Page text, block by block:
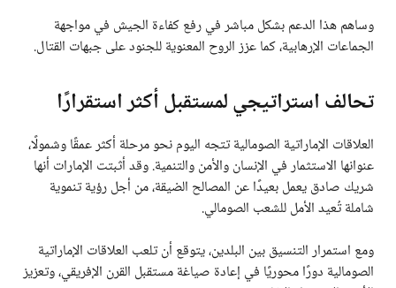
وساهم هذا الدعم بشكل مباشر في رفع كفاءة الجيش في مواجهة
الجماعات الإرهابية، كما عزز الروح المعنوية للجنود على جبهات القتال.
تحالف استراتيجي لمستقبل أكثر استقرارًا
العلاقات الإماراتية الصومالية تتجه اليوم نحو مرحلة أكثر عمقًا وشمولًا،
عنوانها الاستثمار في الإنسان والأمن والتنمية. وقد أثبتت الإمارات أنها
شريك صادق يعمل بعيدًا عن المصالح الضيقة، من أجل رؤية تنموية
شاملة تُعيد الأمل للشعب الصومالي.
ومع استمرار التنسيق بين البلدين، يتوقع أن تلعب العلاقات الإماراتية
الصومالية دورًا محوريًا في إعادة صياغة مستقبل القرن الإفريقي، وتعزيز